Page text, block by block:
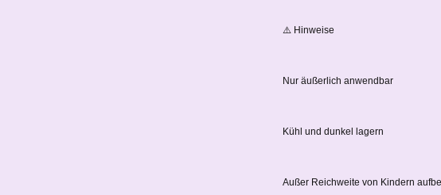
⚠️ Hinweise
Nur äußerlich anwendbar
Kühl und dunkel lagern
Außer Reichweite von Kindern